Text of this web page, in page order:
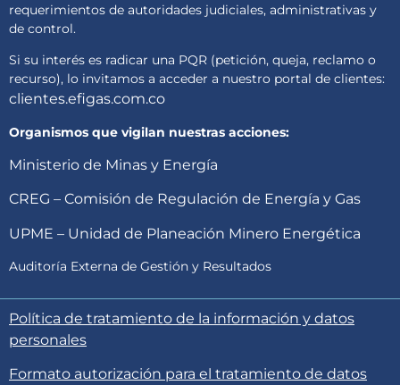
requerimientos de autoridades judiciales, administrativas y
de control.
Si su interés es radicar una PQR (petición, queja, reclamo o
recurso), lo invitamos a acceder a nuestro portal de clientes:
clientes.efigas.com.co
Organismos que vigilan nuestras acciones:
Ministerio de Minas y Energía
CREG – Comisión de Regulación de Energía y Gas
UPME – Unidad de Planeación Minero Energética
Auditoría Externa de Gestión y Resultados
Política de tratamiento de la información y datos
personales
Formato autorización para el tratamiento de datos